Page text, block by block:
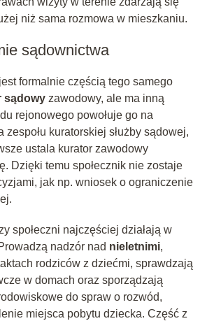
niż sama rozmowa w mieszkaniu.
sądownictwa
formalnie częścią tego samego
sądowyzawodowy, ale ma inną
rejonowego powołuje go na
kuratorskiej służby sądowej,
ustala kurator zawodowy
Dzięki temu społecznik nie zostaje
jak np. wniosek o ograniczenie
społeczni najczęściej działają w
nadzór nad nieletnimi,
rodziców z dziećmi, sprawdzają
w domach oraz sporządzają
do spraw o rozwód,
miejsca pobytu dziecka. Część z